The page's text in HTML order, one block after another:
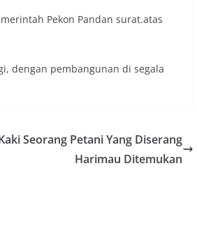
Pekon Pandan surat.atas
dengan pembangunan di segala
Seorang Petani Yang Diserang
Harimau Ditemukan